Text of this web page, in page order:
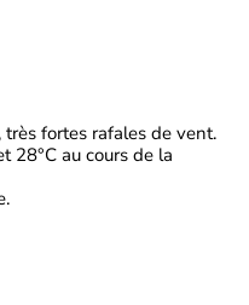
fortes rafales de vent.
28°C au cours de la